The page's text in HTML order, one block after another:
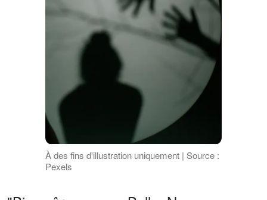
À des fins d'illustration uniquement | Source :
Pexels